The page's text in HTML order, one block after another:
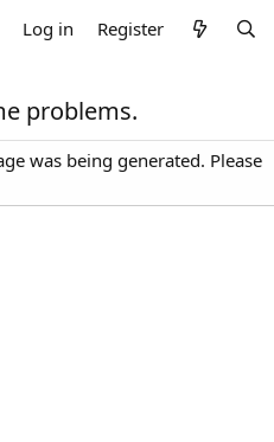
Log in Register
problems.
was being generated. Please